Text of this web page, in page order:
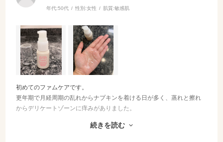
年代:50代 性別:女性 肌質:敏感肌
初めてのファムケアです。
更年期で月経周期の乱れからナプキンを着ける日が多く、蒸れと擦れ
からデリケートゾーンに痒みがありました。
サラッと伸びの良いオイルで、すぐに肌になじむのでベタベタしたり
続きを読む